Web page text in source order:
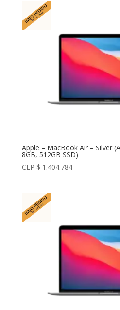
Apple – MacBook Air – Silver
8GB, 512GB SSD)
CLP $ 1.404.784